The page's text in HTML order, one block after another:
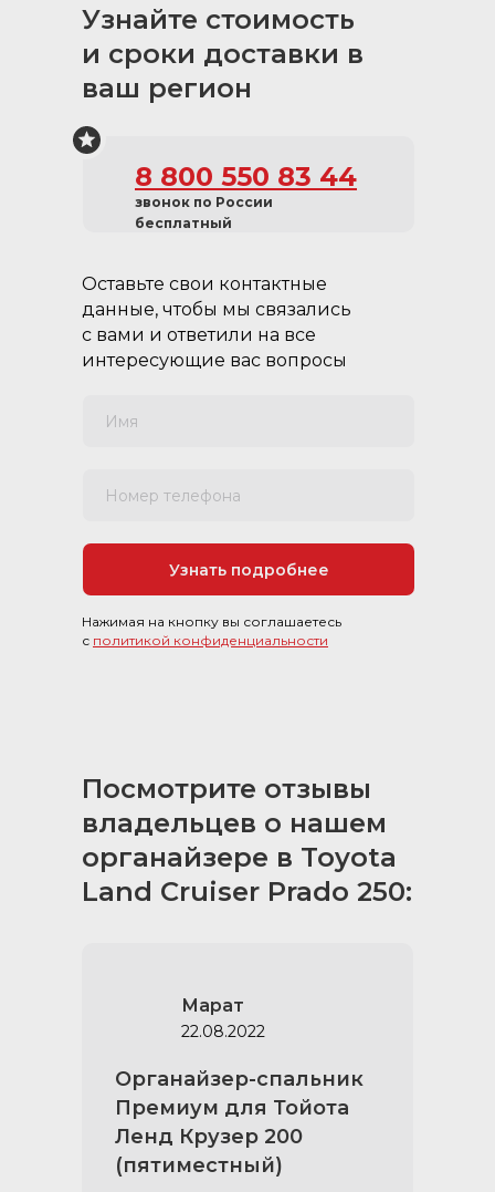
звонок по России
бесплатный
8 800 550 83 44
Узнайте стоимость
и сроки доставки в
ваш регион
Имя
Номер телефона
Узнать подробнее
Оставьте свои контактные
данные, чтобы мы связались
с вами и ответили на все
интересующие вас вопросы
Нажимая на кнопку вы соглашаетесь
с политикой конфиденциальности
Посмотрите отзывы
владельцев о нашем
органайзере в Toyota
Land Cruiser Prado 250:
Марат
22.08.2022
Органайзер-спальник
Премиум для Тойота
Ленд Крузер 200
(пятиместный)